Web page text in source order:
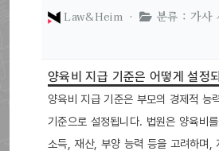
Law&Heim ·
분류 : 가사
양육비 지급 기준은 어떻게 설정
양육비 지급 기준은 부모의 경제적 능
기준으로 설정됩니다. 법원은 양육비
소득, 재산, 부양 능력 등을 고려하며,